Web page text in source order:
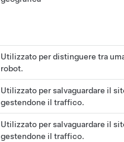
Utilizzato per distinguere tra
robot.
Utilizzato per salvaguardare il
gestendone il traffico.
Utilizzato per salvaguardare il
gestendone il traffico.